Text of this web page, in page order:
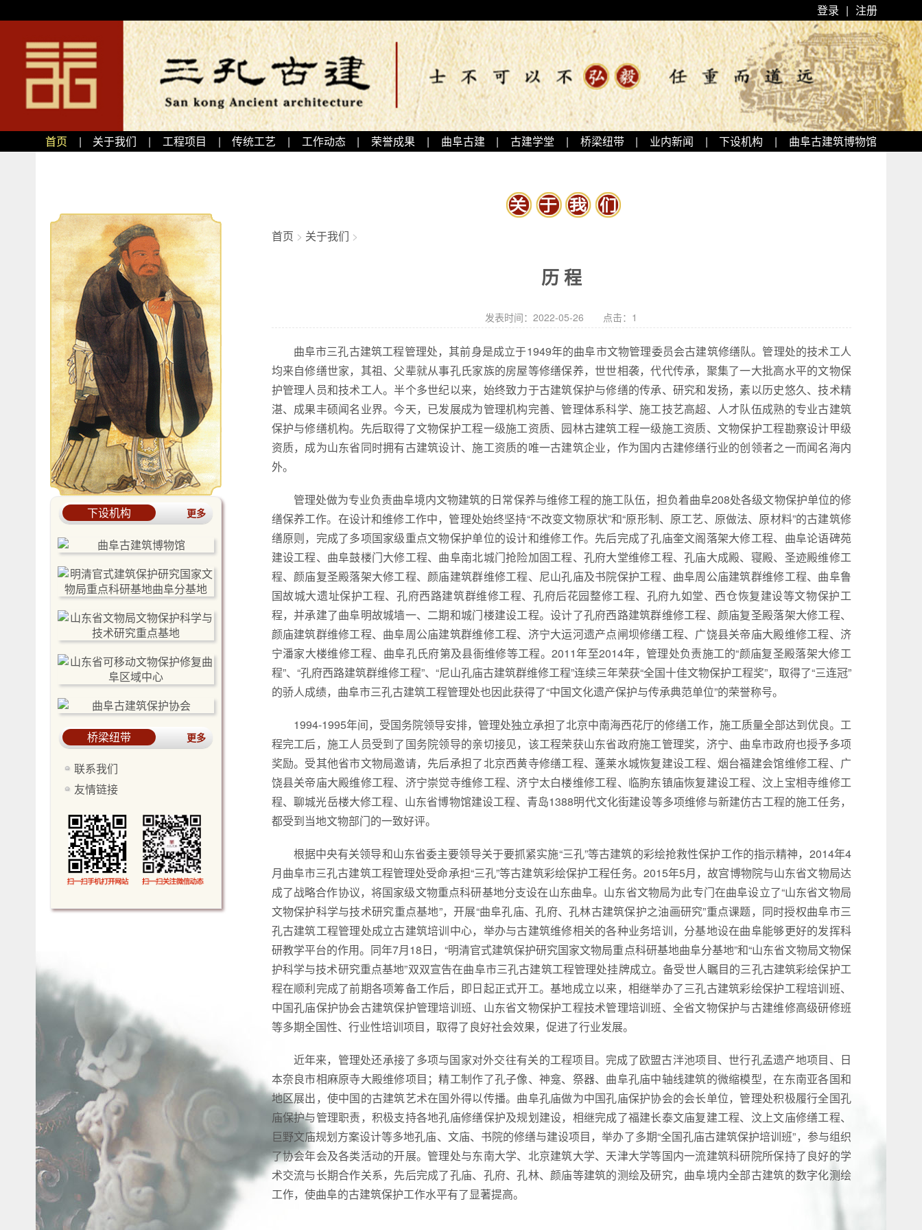
登录 | 注册
首页 | 关于我们 | 工程项目 | 传统工艺 | 工作动态 | 荣誉成果 | 曲阜古建 | 古建学堂 | 桥梁纽带 | 业内新闻 | 下设机构 | 曲阜古建筑博物馆
下设机构 更多
桥梁纽带 更多
联系我们
友情链接
首页 > 关于我们 >
历 程
发表时间：2022-05-26 点击： 1
曲阜市三孔古建筑工程管理处，其前身是成立于1949年的曲阜市文物管理委员会古建筑修缮队。管理处的技术工人
均来自修缮世家，其祖、父辈就从事孔氏家族的房屋等修缮保养，世世相袭，代代传承，聚集了一大批高水平的文物保
护管理人员和技术工人。半个多世纪以来，始终致力于古建筑保护与修缮的传承、研究和发扬，素以历史悠久、技术精
湛、成果丰硕闻名业界。今天，已发展成为管理机构完善、管理体系科学、施工技艺高超、人才队伍成熟的专业古建筑
保护与修缮机构。先后取得了文物保护工程一级施工资质、园林古建筑工程一级施工资质、文物保护工程勘察设计甲级
资质，成为山东省同时拥有古建筑设计、施工资质的唯一古建筑企业，作为国内古建修缮行业的创领者之一而闻名海内
外。
管理处做为专业负责曲阜境内文物建筑的日常保养与维修工程的施工队伍，担负着曲阜208处各级文物保护单位的修
缮保养工作。在设计和维修工作中，管理处始终坚持“不改变文物原状”和“原形制、原工艺、原做法、原材料”的古建筑修
缮原则，完成了多项国家级重点文物保护单位的设计和维修工作。先后完成了孔庙奎文阁落架大修工程、曲阜论语碑苑
建设工程、曲阜鼓楼门大修工程、曲阜南北城门抢险加固工程、孔府大堂维修工程、孔庙大成殿、寝殿、圣迹殿维修工
程、颜庙复圣殿落架大修工程、颜庙建筑群维修工程、尼山孔庙及书院保护工程、曲阜周公庙建筑群维修工程、曲阜鲁
国故城大遗址保护工程、孔府西路建筑群维修工程、孔府后花园整修工程、孔府九如堂、西仓恢复建设等文物保护工
程，并承建了曲阜明故城墙一、二期和城门楼建设工程。设计了孔府西路建筑群维修工程、颜庙复圣殿落架大修工程、
颜庙建筑群维修工程、曲阜周公庙建筑群维修工程、济宁大运河遗产点闸坝修缮工程、广饶县关帝庙大殿维修工程、济
宁潘家大楼维修工程、曲阜孔氏府第及县衙维修等工程。2011年至2014年，管理处负责施工的“颜庙复圣殿落架大修工
程”、“孔府西路建筑群维修工程”、“尼山孔庙古建筑群维修工程”连续三年荣获“全国十佳文物保护工程奖”，取得了“三连冠”
的骄人成绩，曲阜市三孔古建筑工程管理处也因此获得了“中国文化遗产保护与传承典范单位”的荣誉称号。
1994-1995年间，受国务院领导安排，管理处独立承担了北京中南海西花厅的修缮工作，施工质量全部达到优良。工
程完工后，施工人员受到了国务院领导的亲切接见，该工程荣获山东省政府施工管理奖，济宁、曲阜市政府也授予多项
奖励。受其他省市文物局邀请，先后承担了北京西黄寺修缮工程、蓬莱水城恢复建设工程、烟台福建会馆维修工程、广
饶县关帝庙大殿维修工程、济宁崇觉寺维修工程、济宁太白楼维修工程、临朐东镇庙恢复建设工程、汶上宝相寺维修工
程、聊城光岳楼大修工程、山东省博物馆建设工程、青岛1388明代文化街建设等多项维修与新建仿古工程的施工任务，
都受到当地文物部门的一致好评。
根据中央有关领导和山东省委主要领导关于要抓紧实施“三孔”等古建筑的彩绘抢救性保护工作的指示精神，2014年4
月曲阜市三孔古建筑工程管理处受命承担“三孔”等古建筑彩绘保护工程任务。2015年5月，故宫博物院与山东省文物局达
成了战略合作协议，将国家级文物重点科研基地分支设在山东曲阜。山东省文物局为此专门在曲阜设立了“山东省文物局
文物保护科学与技术研究重点基地”，开展“曲阜孔庙、孔府、孔林古建筑保护之油画研究”重点课题，同时授权曲阜市三
孔古建筑工程管理处成立古建筑培训中心，举办与古建筑维修相关的各种业务培训，分基地设在曲阜能够更好的发挥科
研教学平台的作用。同年7月18日，“明清官式建筑保护研究国家文物局重点科研基地曲阜分基地”和“山东省文物局文物保
护科学与技术研究重点基地”双双宣告在曲阜市三孔古建筑工程管理处挂牌成立。备受世人瞩目的三孔古建筑彩绘保护工
程在顺利完成了前期各项筹备工作后，即日起正式开工。基地成立以来，相继举办了三孔古建筑彩绘保护工程培训班、
中国孔庙保护协会古建筑保护管理培训班、山东省文物保护工程技术管理培训班、全省文物保护与古建维修高级研修班
等多期全国性、行业性培训项目，取得了良好社会效果，促进了行业发展。
近年来，管理处还承接了多项与国家对外交往有关的工程项目。完成了欧盟古泮池项目、世行孔孟遗产地项目、日
本奈良市相麻原寺大殿维修项目；精工制作了孔子像、神龛、祭器、曲阜孔庙中轴线建筑的微缩模型，在东南亚各国和
地区展出，使中国的古建筑艺术在国外得以传播。曲阜孔庙做为中国孔庙保护协会的会长单位，管理处积极履行全国孔
庙保护与管理职责，积极支持各地孔庙修缮保护及规划建设，相继完成了福建长泰文庙复建工程、汶上文庙修缮工程、
巨野文庙规划方案设计等多地孔庙、文庙、书院的修缮与建设项目，举办了多期“全国孔庙古建筑保护培训班”，参与组织
了协会年会及各类活动的开展。管理处与东南大学、北京建筑大学、天津大学等国内一流建筑科研院所保持了良好的学
术交流与长期合作关系，先后完成了孔庙、孔府、孔林、颜庙等建筑的测绘及研究，曲阜境内全部古建筑的数字化测绘
工作，使曲阜的古建筑保护工作水平有了显著提高。